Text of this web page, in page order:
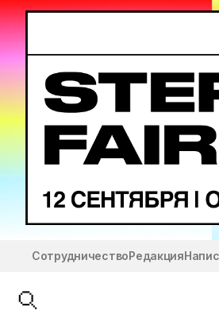
СотрудничествоРедакция